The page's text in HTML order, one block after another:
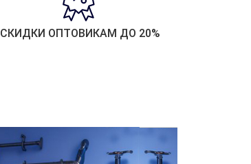
СКИДКИ ОПТОВИКАМ ДО 20%